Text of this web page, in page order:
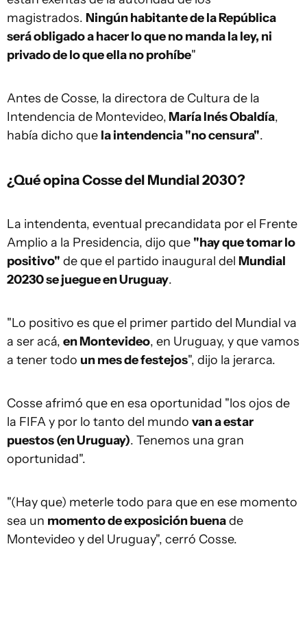
magistrados. Ningún habitante de la República
será obligado a hacer lo que no manda la ley, ni
privado de lo que ella no prohíbe"
Antes de Cosse, la directora de Cultura de la
Intendencia de Montevideo, María Inés Obaldía,
había dicho que la intendencia "no censura".
¿Qué opina Cosse del Mundial 2030?
La intendenta, eventual precandidata por el Frente
Amplio a la Presidencia, dijo que "hay que tomar lo
positivo" de que el partido inaugural del Mundial
20230 se juegue en Uruguay.
"Lo positivo es que el primer partido del Mundial va
a ser acá, en Montevideo, en Uruguay, y que vamos
a tener todo un mes de festejos", dijo la jerarca.
Cosse afrimó que en esa oportunidad "los ojos de
la FIFA y por lo tanto del mundo van a estar
puestos (en Uruguay). Tenemos una gran
oportunidad".
"(Hay que) meterle todo para que en ese momento
sea un momento de exposición buenade
Montevideo y del Uruguay", cerró Cosse.